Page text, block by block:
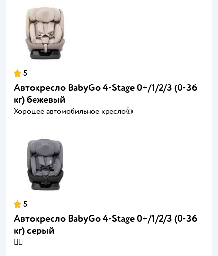
5
Автокресло BabyGo 4-Stage 0+/1/2/3 (0-36
кг) бежевый
Хорошее автомобильное кресло👍
5
Автокресло BabyGo 4-Stage 0+/1/2/3 (0-36
кг) серый
👍🏻